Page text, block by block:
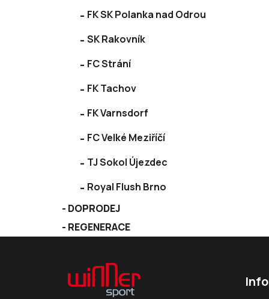
FK SK Polanka nad Odrou
SK Rakovník
FC Strání
FK Tachov
FK Varnsdorf
FC Velké Meziříčí
TJ Sokol Újezdec
Royal Flush Brno
DOPRODEJ
REGENERACE